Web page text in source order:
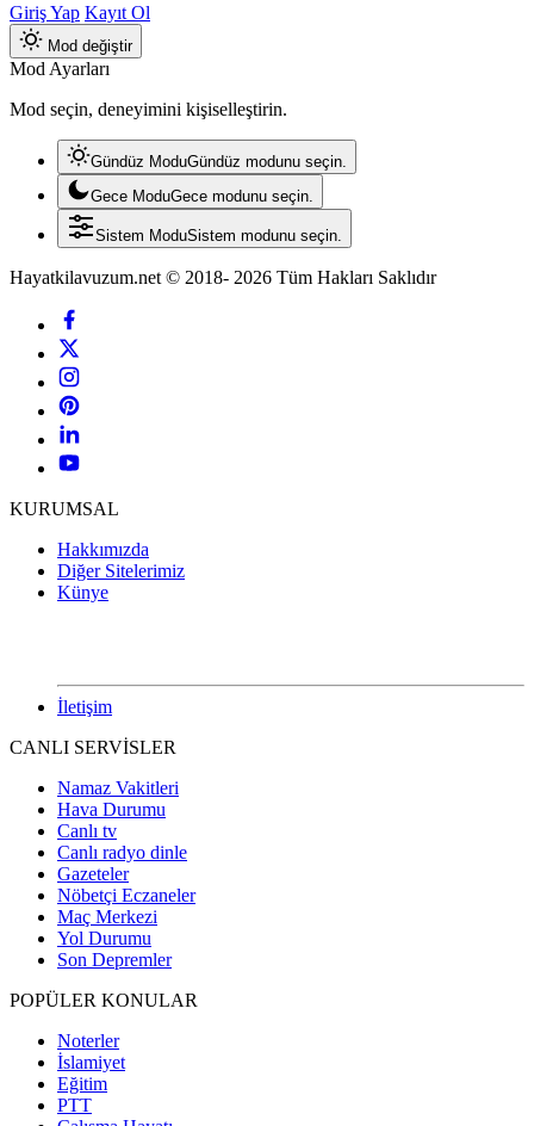
Giriş Yap Kayıt Ol
Mod değiştir
Mod Ayarları
Mod seçin, deneyimini kişiselleştirin.
Gündüz ModuGündüz modunu seçin.
Gece ModuGece modunu seçin.
Sistem ModuSistem modunu seçin.
Hayatkilavuzum.net © 2018- 2026 Tüm Hakları Saklıdır
KURUMSAL
Hakkımızda
Diğer Sitelerimiz
Künye
İletişim
CANLI SERVİSLER
Namaz Vakitleri
Hava Durumu
Canlı tv
Canlı radyo dinle
Gazeteler
Nöbetçi Eczaneler
Maç Merkezi
Yol Durumu
Son Depremler
POPÜLER KONULAR
Noterler
İslamiyet
Eğitim
PTT